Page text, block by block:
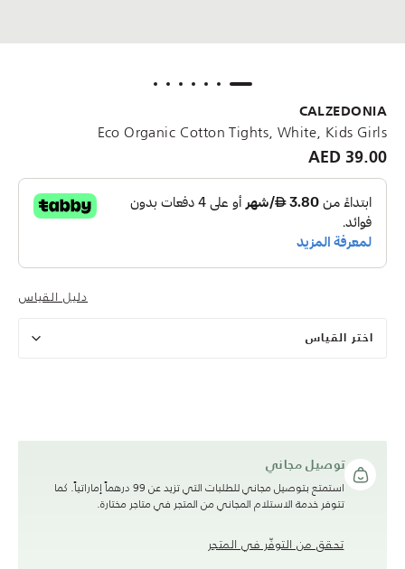
CALZEDONIA
Eco Organic Cotton Tights, White, Kids Girls
39.00 AED
دليل القياس
اختر القياس
توصيل مجاني
استمتع بتوصيل مجاني للطلبات التي تزيد عن 99 درهماً إماراتياً. كما
تتوفر خدمة الاستلام المجاني من المتجر في متاجر مختارة.
تحقق من التوفّر في المتجر